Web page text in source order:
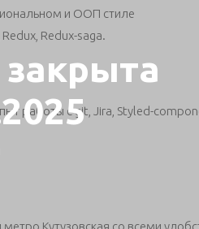
и ООП стиле
Redux-saga.
работы с git, Jira, Styled-
Кутузовская со всеми